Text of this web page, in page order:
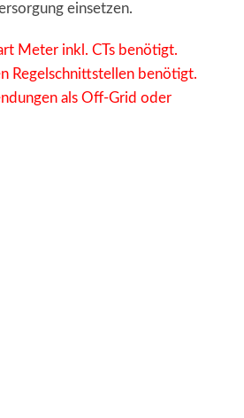
einsetzen.
Meter inkl. CTs benötigt.
Regelschnittstellen benötigt.
als Off-Grid oder